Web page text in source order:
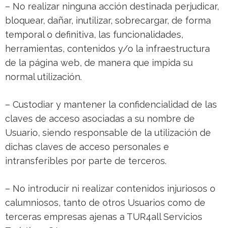
– No realizar ninguna acción destinada perjudicar,
bloquear, dañar, inutilizar, sobrecargar, de forma
temporal o definitiva, las funcionalidades,
herramientas, contenidos y/o la infraestructura
de la página web, de manera que impida su
normal utilización.
– Custodiar y mantener la confidencialidad de las
claves de acceso asociadas a su nombre de
Usuario, siendo responsable de la utilización de
dichas claves de acceso personales e
intransferibles por parte de terceros.
– No introducir ni realizar contenidos injuriosos o
calumniosos, tanto de otros Usuarios como de
terceras empresas ajenas a TUR4all Servicios